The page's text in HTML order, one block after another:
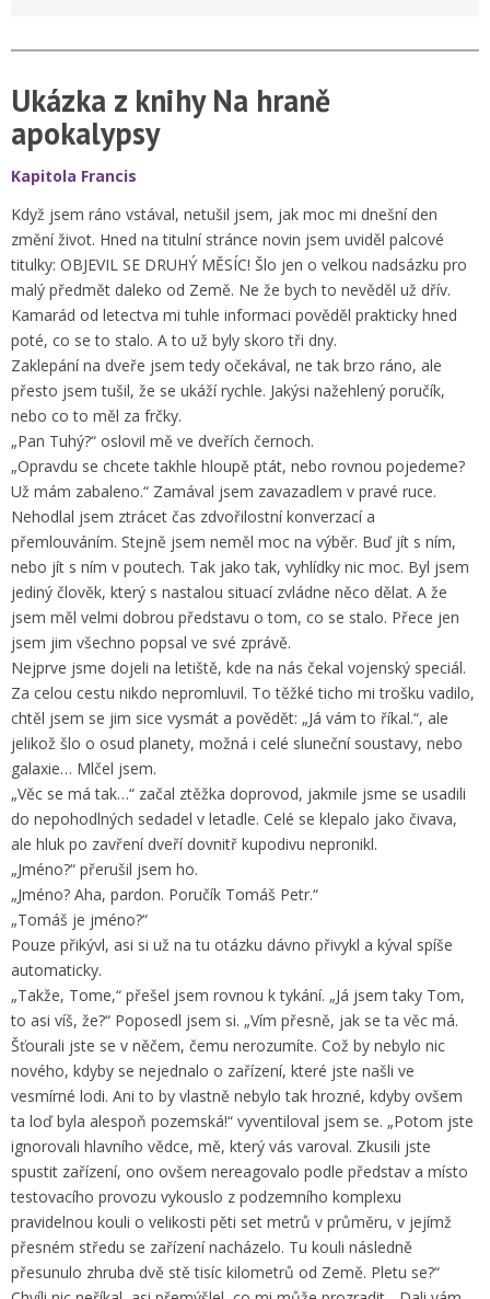
Ukázka z knihy Na hraně
apokalypsy
Kapitola Francis
Když jsem ráno vstával, netušil jsem, jak moc mi dnešní den
změní život. Hned na titulní stránce novin jsem uviděl palcové
titulky: OBJEVIL SE DRUHÝ MĚSÍC! Šlo jen o velkou nadsázku pro
malý předmět daleko od Země. Ne že bych to nevěděl už dřív.
Kamarád od letectva mi tuhle informaci pověděl prakticky hned
poté, co se to stalo. A to už byly skoro tři dny.
Zaklepání na dveře jsem tedy očekával, ne tak brzo ráno, ale
přesto jsem tušil, že se ukáží rychle. Jakýsi nažehlený poručík,
nebo co to měl za frčky.
„Pan Tuhý?“ oslovil mě ve dveřích černoch.
„Opravdu se chcete takhle hloupě ptát, nebo rovnou pojedeme?
Už mám zabaleno.“ Zamával jsem zavazadlem v pravé ruce.
Nehodlal jsem ztrácet čas zdvořilostní konverzací a
přemlouváním. Stejně jsem neměl moc na výběr. Buď jít s ním,
nebo jít s ním v poutech. Tak jako tak, vyhlídky nic moc. Byl jsem
jediný člověk, který s nastalou situací zvládne něco dělat. A že
jsem měl velmi dobrou představu o tom, co se stalo. Přece jen
jsem jim všechno popsal ve své zprávě.
Nejprve jsme dojeli na letiště, kde na nás čekal vojenský speciál.
Za celou cestu nikdo nepromluvil. To těžké ticho mi trošku vadilo,
chtěl jsem se jim sice vysmát a povědět: „Já vám to říkal.“, ale
jelikož šlo o osud planety, možná i celé sluneční soustavy, nebo
galaxie… Mlčel jsem.
„Věc se má tak…“ začal ztěžka doprovod, jakmile jsme se usadili
do nepohodlných sedadel v letadle. Celé se klepalo jako čivava,
ale hluk po zavření dveří dovnitř kupodivu nepronikl.
„Jméno?“ přerušil jsem ho.
„Jméno? Aha, pardon. Poručík Tomáš Petr.“
„Tomáš je jméno?“
Pouze přikývl, asi si už na tu otázku dávno přivykl a kýval spíše
automaticky.
„Takže, Tome,“ přešel jsem rovnou k tykání. „Já jsem taky Tom,
to asi víš, že?“ Poposedl jsem si. „Vím přesně, jak se ta věc má.
Šťourali jste se v něčem, čemu nerozumíte. Což by nebylo nic
nového, kdyby se nejednalo o zařízení, které jste našli ve
vesmírné lodi. Ani to by vlastně nebylo tak hrozné, kdyby ovšem
ta loď byla alespoň pozemská!“ vyventiloval jsem se. „Potom jste
ignorovali hlavního vědce, mě, který vás varoval. Zkusili jste
spustit zařízení, ono ovšem nereagovalo podle představ a místo
testovacího provozu vykouslo z podzemního komplexu
pravidelnou kouli o velikosti pěti set metrů v průměru, v jejímž
přesném středu se zařízení nacházelo. Tu kouli následně
přesunulo zhruba dvě stě tisíc kilometrů od Země. Pletu se?“